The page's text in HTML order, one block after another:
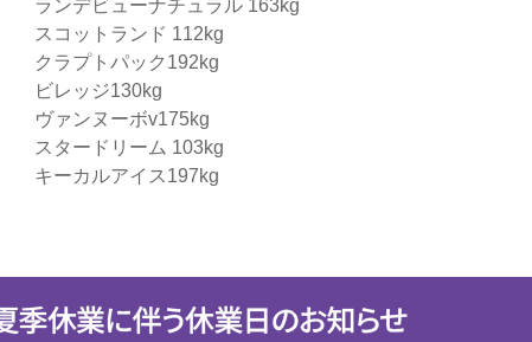
ランデビューナチュラル 163kg
スコットランド 112kg
クラプトパック192kg
ビレッジ130kg
ヴァンヌーボv175kg
スタードリーム 103kg
キーカルアイス197kg